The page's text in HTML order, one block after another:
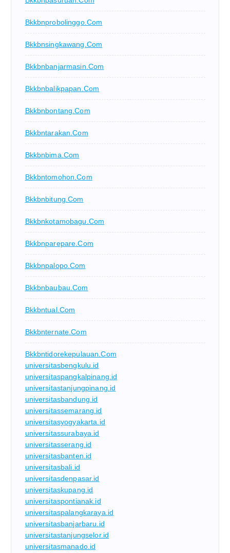
Bkkbnprobolinggo.com
Bkkbnsingkawang.com
Bkkbnbanjarmasin.com
Bkkbnbalikpapan.com
Bkkbnbontang.com
Bkkbntarakan.com
Bkkbnbima.com
Bkkbntomohon.com
Bkkbnbitung.com
Bkkbnkotamobagu.com
Bkkbnparepare.com
Bkkbnpalopo.com
Bkkbnbaubau.com
Bkkbntual.com
Bkkbnternate.com
Bkkbntidorekepulauan.com
universitasbengkulu.id
universitaspangkalpinang.id
universitastanjungpinang.id
universitasbandung.id
universitassemarang.id
universitasyogyakarta.id
universitassurabaya.id
universitasserang.id
universitasbanten.id
universitasbali.id
universitasdenpasar.id
universitaskupang.id
universitaspontianak.id
universitaspalangkaraya.id
universitasbanjarbaru.id
universitastanjungselor.id
universitasmanado.id